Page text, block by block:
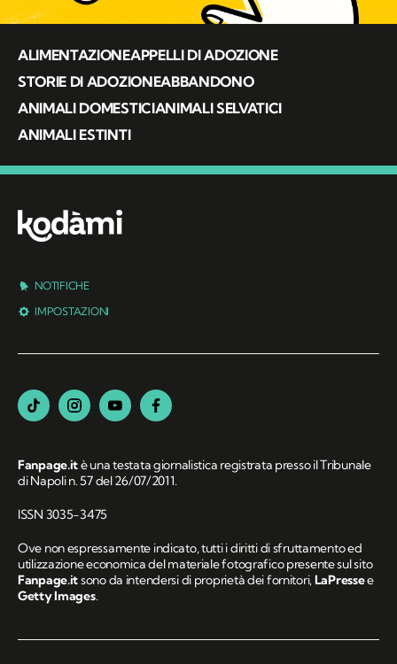
ALIMENTAZIONEAPPELLI DI ADOZIONE
STORIE DI ADOZIONEABBANDONO
ANIMALI DOMESTICIANIMALI SELVATICI
ANIMALI ESTINTI
NOTIFICHE
IMPOSTAZIONI
Fanpage.itè una testata giornalistica registrata presso il Tribunale
di Napoli n. 57 del 26/07/2011.
ISSN 3035-3475
Ove non espressamente indicato, tutti i diritti di sfruttamento ed
utilizzazione economica del materiale fotografico presente sul sito
Fanpage.itsono da intendersi di proprietà dei fornitori,LaPressee
Getty Images.